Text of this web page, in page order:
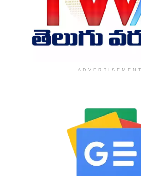
ADVERTISEMENT